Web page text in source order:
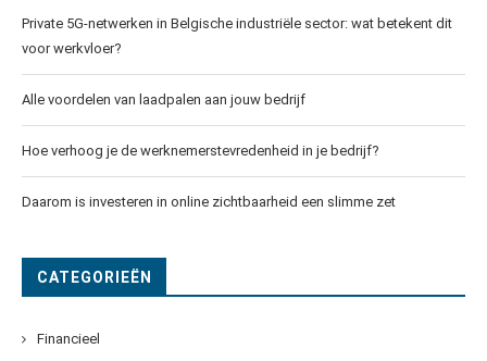
Private 5G-netwerken in Belgische industriële sector: wat betekent dit
voor werkvloer?
Alle voordelen van laadpalen aan jouw bedrijf
Hoe verhoog je de werknemerstevredenheid in je bedrijf?
Daarom is investeren in online zichtbaarheid een slimme zet
CATEGORIEËN
Financieel